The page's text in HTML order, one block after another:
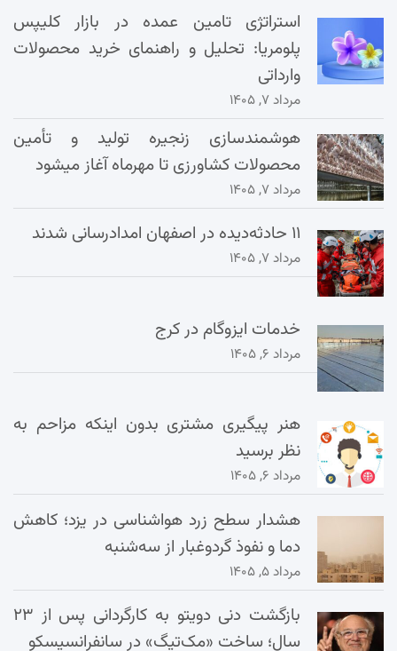
استراتژی تامین عمده در بازار کلیپس
پلومریا: تحلیل و راهنمای خرید محصولات
وارداتی
مرداد ۷, ۱۴۰۵
هوشمندسازی زنجیره تولید و تأمین
محصولات کشاورزی تا مهرماه آغاز میشود
مرداد ۷, ۱۴۰۵
۱۱ حادثه‌دیده در اصفهان امدادرسانی شدند
مرداد ۷, ۱۴۰۵
خدمات ایزوگام در کرج
مرداد ۶, ۱۴۰۵
هنر پیگیری مشتری بدون اینکه مزاحم به
نظر برسید
مرداد ۶, ۱۴۰۵
هشدار سطح زرد هواشناسی در یزد؛ کاهش
دما و نفوذ گردوغبار از سه‌شنبه
مرداد ۵, ۱۴۰۵
بازگشت دنی دویتو به کارگردانی پس از ۲۳
سال؛ ساخت «مک‌تیگ» در سانفرانسیسکو